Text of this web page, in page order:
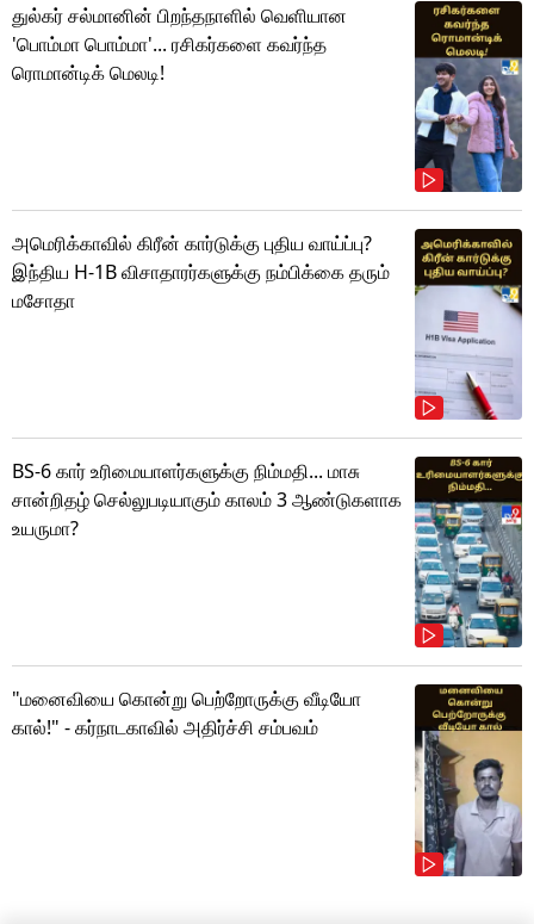
துல்கர் சல்மானின் பிறந்தநாளில் வெளியான
'பொம்மா பொம்மா'... ரசிகர்களை கவர்ந்த
ரொமான்டிக் மெலடி!
அமெரிக்காவில் கிரீன் கார்டுக்கு புதிய வாய்ப்பு?
இந்திய H-1B விசாதாரர்களுக்கு நம்பிக்கை தரும்
மசோதா
BS-6 கார் உரிமையாளர்களுக்கு நிம்மதி... மாசு
சான்றிதழ் செல்லுபடியாகும் காலம் 3 ஆண்டுகளாக
உயருமா?
"மனைவியை கொன்று பெற்றோருக்கு வீடியோ
கால்!" - கர்நாடகாவில் அதிர்ச்சி சம்பவம்